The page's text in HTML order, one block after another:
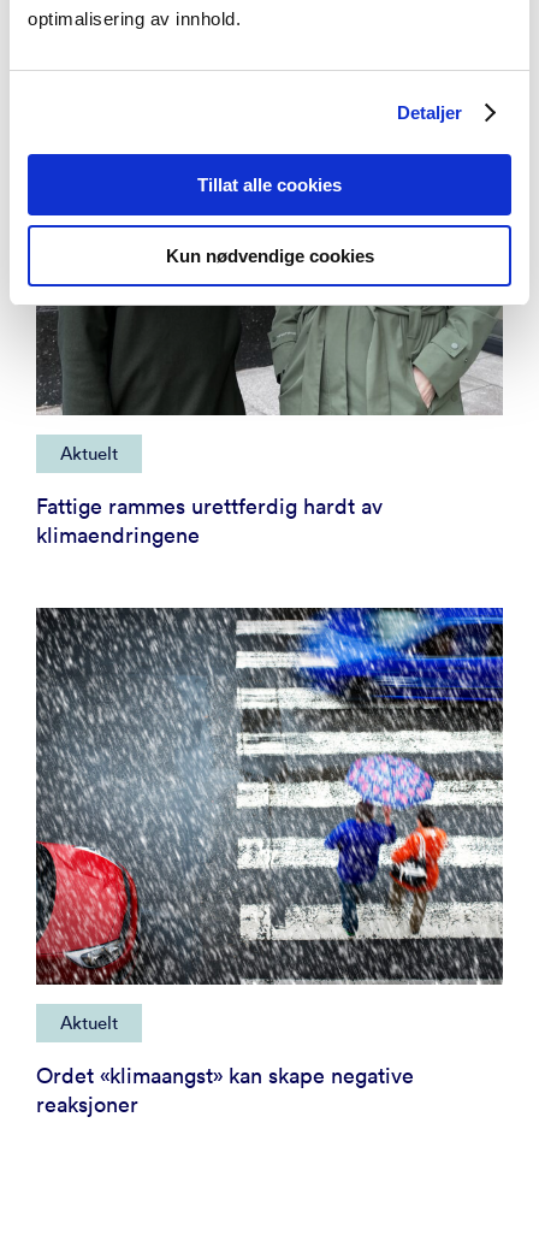
optimalisering av innhold.
Detaljer
Tillat alle cookies
Kun nødvendige cookies
Aktuelt
Fattige rammes urettferdig hardt av
klimaendringene
Aktuelt
Ordet «klimaangst» kan skape negative
reaksjoner